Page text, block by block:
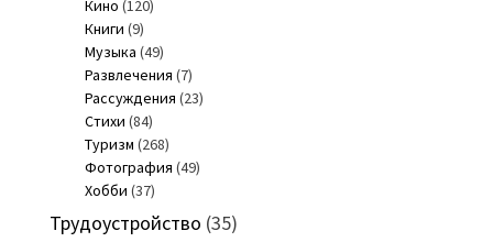
Кино (120)
Книги (9)
Музыка (49)
Развлечения (7)
Рассуждения (23)
Стихи (84)
Туризм (268)
Фотография (49)
Хобби (37)
Трудоустройство (35)